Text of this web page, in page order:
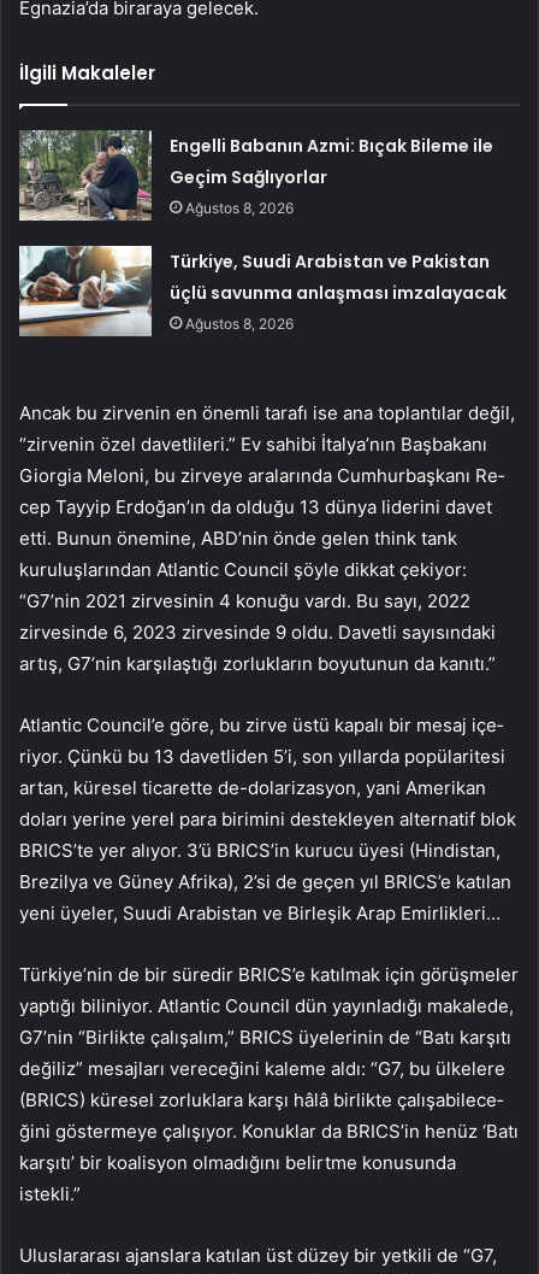
Egnazia’da birara­ya gelecek.
İlgili Makaleler
Engelli Babanın Azmi: Bıçak Bileme ile
Geçim Sağlıyorlar
Ağustos 8, 2026
Türkiye, Suudi Arabistan ve Pakistan
üçlü savunma anlaşması imzalayacak
Ağustos 8, 2026
Ancak bu zirvenin en önem­li tarafı ise ana toplantılar de­ğil,
“zirvenin özel davetlileri.” Ev sahibi İtalya’nın Başbakanı
Giorgia Meloni, bu zirveye ara­larında Cumhurbaşkanı Re­
cep Tayyip Erdoğan’ın da oldu­ğu 13 dünya liderini davet
etti. Bunun önemine, ABD’nin önde gelen think tank
kuruluşların­dan Atlantic Council şöyle dik­kat çekiyor:
“G7’nin 2021 zir­vesinin 4 konuğu vardı. Bu sayı, 2022
zirvesinde 6, 2023 zirve­sinde 9 oldu. Davetli sayısında­ki
artış, G7’nin karşılaştığı zor­lukların boyutunun da kanıtı.”
Atlantic Council’e göre, bu zirve üstü kapalı bir mesaj içe­
riyor. Çünkü bu 13 davetliden 5’i, son yıllarda popülaritesi
ar­tan, küresel ticarette de-dola­rizasyon, yani Amerikan
doları yerine yerel para birimini des­tekleyen alternatif blok
BRI­CS’te yer alıyor. 3’ü BRICS’in kurucu üyesi (Hindistan,
Bre­zilya ve Güney Afrika), 2’si de geçen yıl BRICS’e katılan
yeni üyeler, Suudi Arabistan ve Bir­leşik Arap Emirlikleri…
Türki­ye’nin de bir süredir BRICS’e katılmak için görüşmeler
yap­tığı biliniyor. Atlantic Coun­cil dün yayınladığı makale­de,
G7’nin “Birlikte çalışalım,” BRICS üyelerinin de “Batı kar­şıtı
değiliz” mesajları vereceği­ni kaleme aldı: “G7, bu ülkele­re
(BRICS) küresel zorluklara karşı hâlâ birlikte çalışabilece­
ğini göstermeye çalışıyor. Ko­nuklar da BRICS’in henüz ‘Batı
karşıtı’ bir koalisyon olmadığı­nı belirtme konusunda
istekli.”
Uluslararası ajanslara katı­lan üst düzey bir yetkili de “G7,